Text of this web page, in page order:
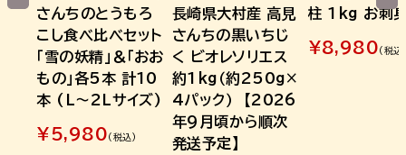
さんちのとうもろ
こし食べ比べセット
「雪の妖精」＆「おお
もの」各5本 計10
本 (L～2Lサイズ)
¥ 5,980 (税込)
長崎県大村産 高見
さんちの黒いちじ
く ビオレソリエス
約1kg（約250g×
4パック） 【2026
年9月頃から順次
発送予定】
柱 1kg お刺
¥8,980 (税込